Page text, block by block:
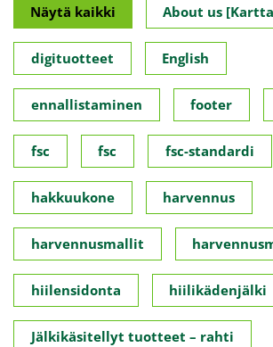
Näytä kaikki About us
digituotteet English
ennallistaminen footer
fsc fsc fsc-standardi
hakkuukone harvennus
harvennusmallit
hiilensidonta hiilikädenjälki
Jälkikäsitellyt tuotteet – rahti